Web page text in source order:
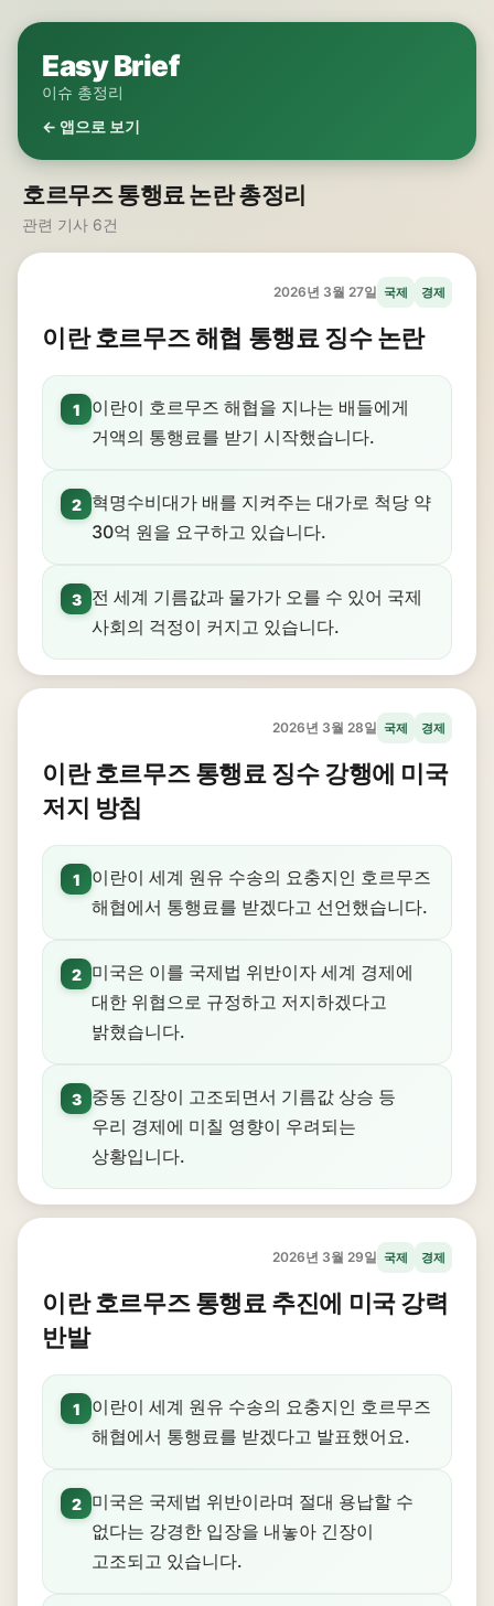
Easy Brief
이슈 총정리
← 앱으로 보기
호르무즈 통행료 논란 총정리
관련 기사 6건
2026년 3월 27일 국제 경제
이란 호르무즈 해협 통행료 징수 논란
1
이란이 호르무즈 해협을 지나는 배들에게
거액의 통행료를 받기 시작했습니다.
2
혁명수비대가 배를 지켜주는 대가로 척당 약
30억 원을 요구하고 있습니다.
3
전 세계 기름값과 물가가 오를 수 있어 국제
사회의 걱정이 커지고 있습니다.
2026년 3월 28일 국제 경제
이란 호르무즈 통행료 징수 강행에 미국
저지 방침
1
이란이 세계 원유 수송의 요충지인 호르무즈
해협에서 통행료를 받겠다고 선언했습니다.
2
미국은 이를 국제법 위반이자 세계 경제에
대한 위협으로 규정하고 저지하겠다고
밝혔습니다.
3
중동 긴장이 고조되면서 기름값 상승 등
우리 경제에 미칠 영향이 우려되는
상황입니다.
2026년 3월 29일 국제 경제
이란 호르무즈 통행료 추진에 미국 강력
반발
1
이란이 세계 원유 수송의 요충지인 호르무즈
해협에서 통행료를 받겠다고 발표했어요.
2
미국은 국제법 위반이라며 절대 용납할 수
없다는 강경한 입장을 내놓아 긴장이
고조되고 있습니다.